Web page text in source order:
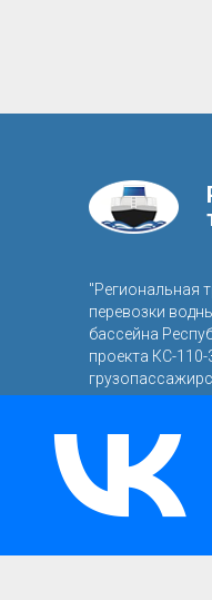
"Региональная
перевозки
бассейна
проекта КС-